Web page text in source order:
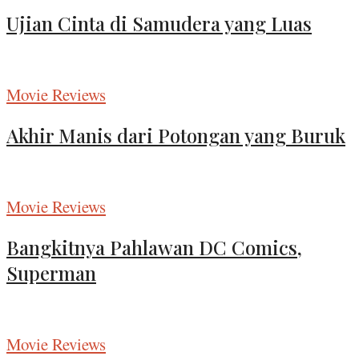
Ujian Cinta di Samudera yang Luas
Movie Reviews
Akhir Manis dari Potongan yang Buruk
Movie Reviews
Bangkitnya Pahlawan DC Comics,
Superman
Movie Reviews